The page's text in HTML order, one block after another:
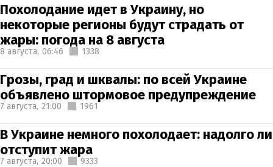
Похолодание идет в Украину, но
некоторые регионы будут страдать от
жары: погода на 8 августа
8 августа, 06:46 1338
Грозы, град и шквалы: по всей Украине
объявлено штормовое предупреждение
7 августа, 21:00 1961
В Украине немного похолодает: надолго ли
отступит жара
7 августа, 20:00 9333